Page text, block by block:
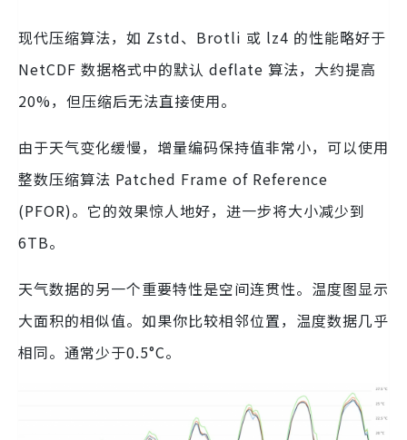
现代压缩算法，如 Zstd、Brotli 或 lz4 的性能略好于
NetCDF 数据格式中的默认 deflate 算法，大约提高
20%，但压缩后无法直接使用。
由于天气变化缓慢，增量编码保持值非常小，可以使用
整数压缩算法 Patched Frame of Reference
(PFOR)。它的效果惊人地好，进一步将大小减少到
6TB。
天气数据的另一个重要特性是空间连贯性。温度图显示
大面积的相似值。如果你比较相邻位置，温度数据几乎
相同。通常少于0.5°C。